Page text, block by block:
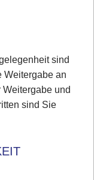
sind
Weitergabe an
und
sind Sie